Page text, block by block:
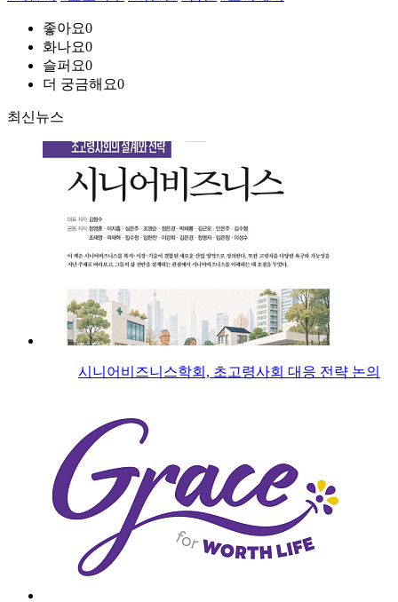
좋아요0
화나요0
슬퍼요0
더 궁금해요0
최신뉴스
시니어비즈니스학회, 초고령사회 대응 전략 논의